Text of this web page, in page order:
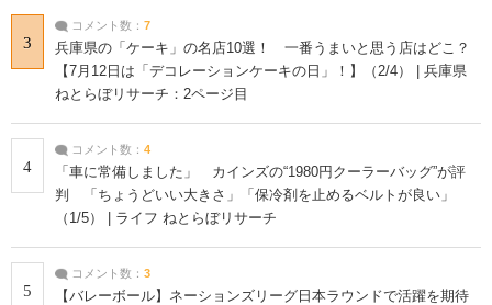
3
コメント数： 7
兵庫県の「ケーキ」の名店10選！ 一番うまいと思う店はどこ？
【7月12日は「デコレーションケーキの日」！】（2/4） | 兵庫県
ねとらぼリサーチ：2ページ目
4
コメント数： 4
「車に常備しました」 カインズの“1980円クーラーバッグ”が評
判 「ちょうどいい大きさ」「保冷剤を止めるベルトが良い」
（1/5） | ライフ ねとらぼリサーチ
5
コメント数： 3
【バレーボール】ネーションズリーグ日本ラウンドで活躍を期待